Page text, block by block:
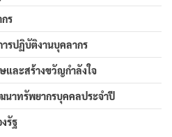
ร
รปฏิบัติงานบุคลากร
ละสร้างขวัญกำลังใจ
นาทรัพยากรบุคคลประจำปี
รัฐ